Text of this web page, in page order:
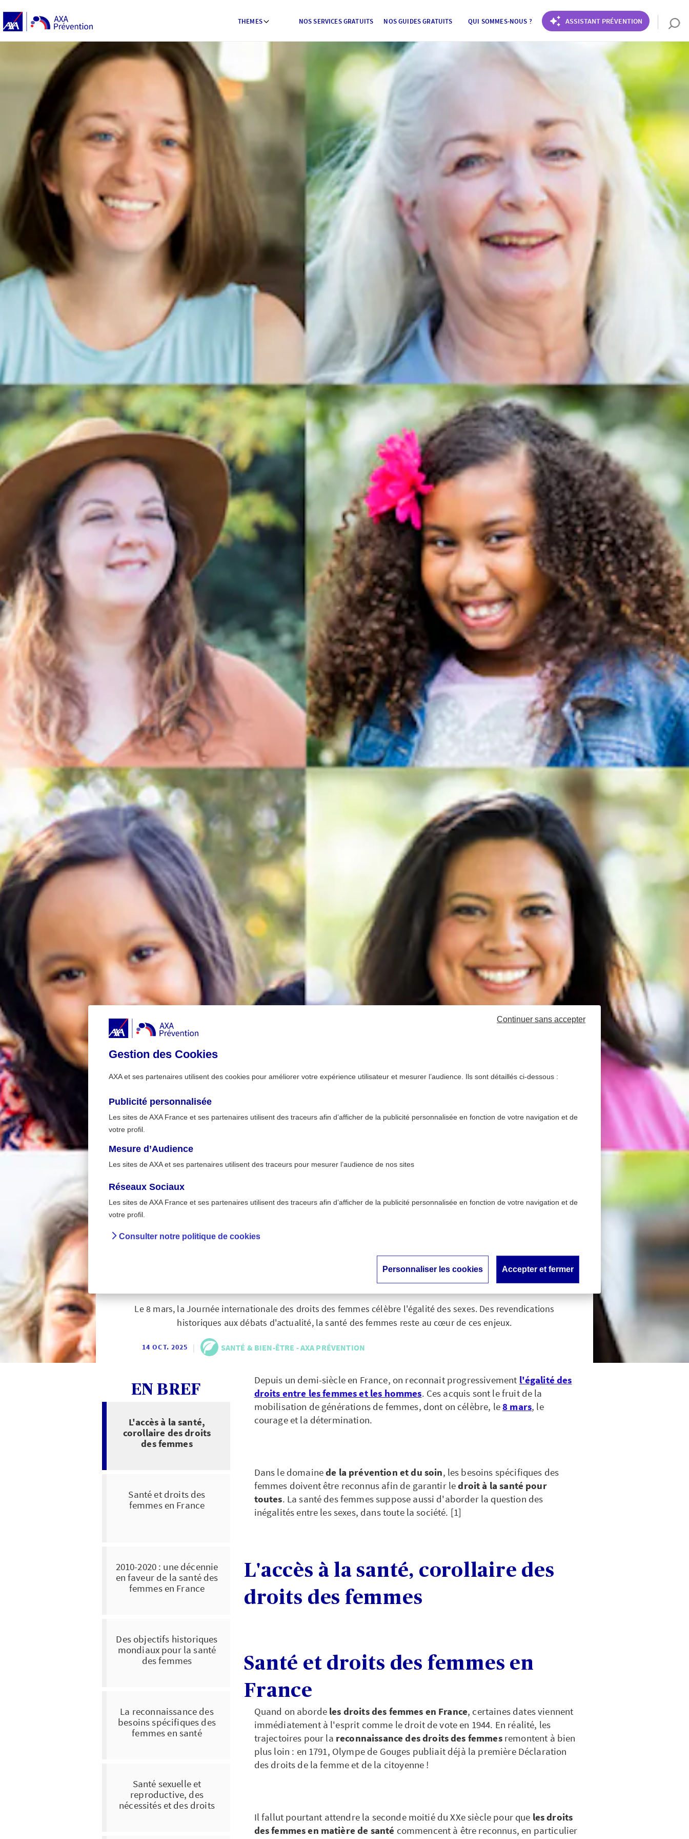
THEMES NOS SERVICES GRATUITS NOS GUIDES GRATUITS QUI SOMMES-NOUS ? ASSISTANT PRÉVENTION
Accueil
8 mars : pleins feux sur la santé et
les droits des femmes
Le 8 mars, la Journée internationale des droits des femmes célèbre l'égalité des sexes. Des revendications
historiques aux débats d'actualité, la santé des femmes reste au cœur de ces enjeux.
14 OCT. 2025 | SANTÉ & BIEN-ÊTRE - AXA PRÉVENTION
EN BREF
L'accès à la santé,
corollaire des droits
des femmes
Santé et droits des
femmes en France
2010-2020 : une décennie
en faveur de la santé des
femmes en France
Des objectifs historiques
mondiaux pour la santé
des femmes
La reconnaissance des
besoins spécifiques des
femmes en santé
Santé sexuelle et
reproductive, des
nécessités et des droits
Depuis un demi-siècle en France, on reconnait progressivement l'égalité des
droits entre les femmes et les hommes. Ces acquis sont le fruit de la
mobilisation de générations de femmes, dont on célèbre, le8 mars, le
courage et la détermination.
Dans le domainede la prévention et du soin, les besoins spécifiques des
femmes doivent être reconnus afin de garantir ledroit à la santé pour
toutes. La santé des femmes suppose aussi d'aborder la question des
inégalités entre les sexes, dans toute la société. [1]
L'accès à la santé, corollaire des
droits des femmes
Santé et droits des femmes en
France
Quand on aborde les droits des femmes en France, certaines dates viennent
immédiatement à l'esprit comme le droit de vote en 1944. En réalité, les
trajectoires pour la reconnaissance des droits des femmesremontent à bien
plus loin : en 1791, Olympe de Gouges publiait déjà la première Déclaration
des droits de la femme et de la citoyenne !
Il fallut pourtant attendre la seconde moitié du XXe siècle pour que les droits
des femmes en matière de santé commencent à être reconnus, en particulier
Gestion des Cookies
AXA et ses partenaires utilisent des cookies pour améliorer votre expérience utilisateur et mesurer l’audience. Ils sont détaillés ci-dessous :
Publicité personnalisée
Les sites de AXA France et ses partenaires utilisent des traceurs afin d’afficher de la publicité personnalisée en fonction de votre navigation et de
votre profil.
Mesure d’Audience
Les sites de AXA et ses partenaires utilisent des traceurs pour mesurer l’audience de nos sites
Réseaux Sociaux
Les sites de AXA France et ses partenaires utilisent des traceurs afin d’afficher de la publicité personnalisée en fonction de votre navigation et de
votre profil.
Consulter notre politique de cookies
Continuer sans accepter
Personnaliser les cookies Accepter et fermer